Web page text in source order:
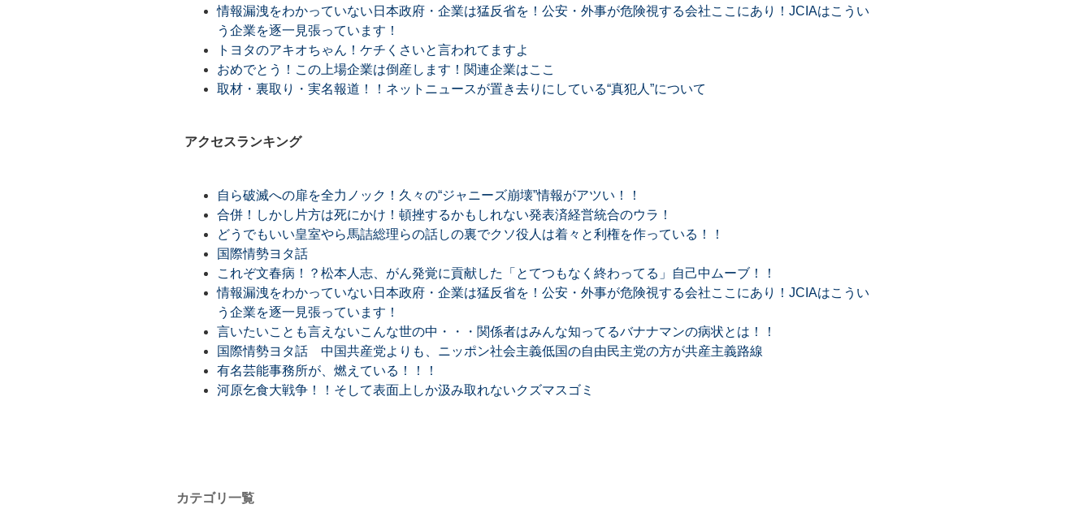
情報漏洩をわかっていない日本政府・企業は猛反省を！公安・外事が危険視する会社ここにあり！JCIAはこうい
う企業を逐一見張っています！
トヨタのアキオちゃん！ケチくさいと言われてますよ
おめでとう！この上場企業は倒産します！関連企業はここ
取材・裏取り・実名報道！！ネットニュースが置き去りにしている“真犯人”について
アクセスランキング
自ら破滅への扉を全力ノック！久々の“ジャニーズ崩壊”情報がアツい！！
合併！しかし片方は死にかけ！頓挫するかもしれない発表済経営統合のウラ！
どうでもいい皇室やら馬詰総理らの話しの裏でクソ役人は着々と利権を作っている！！
国際情勢ヨタ話
これぞ文春病！？松本人志、がん発覚に貢献した「とてつもなく終わってる」自己中ムーブ！！
情報漏洩をわかっていない日本政府・企業は猛反省を！公安・外事が危険視する会社ここにあり！JCIAはこうい
う企業を逐一見張っています！
言いたいことも言えないこんな世の中・・・関係者はみんな知ってるバナナマンの病状とは！！
国際情勢ヨタ話 中国共産党よりも、ニッポン社会主義低国の自由民主党の方が共産主義路線
有名芸能事務所が、燃えている！！！
河原乞食大戦争！！そして表面上しか汲み取れないクズマスゴミ
カテゴリ一覧